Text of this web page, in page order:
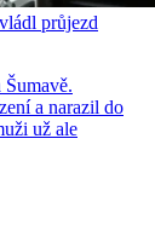
průjezd
a narazil do
už ale